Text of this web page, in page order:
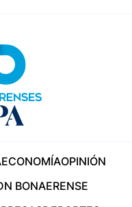
ECONOMÍAOPINIÓN
BONAERENSE